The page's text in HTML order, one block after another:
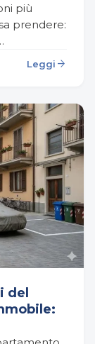
più
prendere:
ma
Leggi arrow_forward
del